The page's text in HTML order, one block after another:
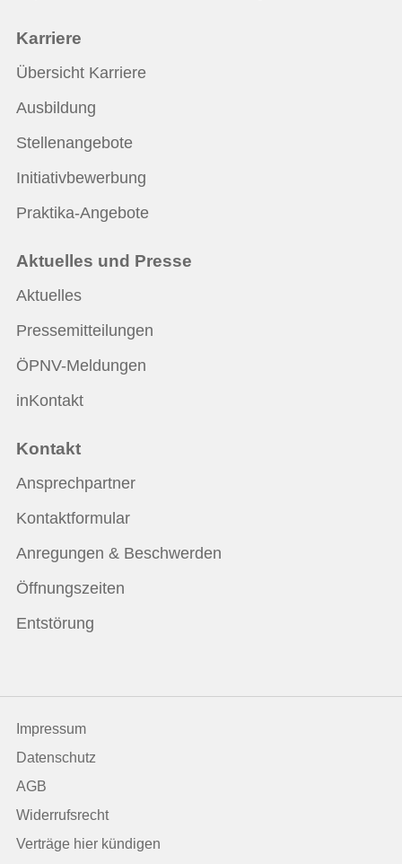
Karriere
Übersicht Karriere
Ausbildung
Stellenangebote
Initiativbewerbung
Praktika-Angebote
Aktuelles und Presse
Aktuelles
Pressemitteilungen
ÖPNV-Meldungen
inKontakt
Kontakt
Ansprechpartner
Kontaktformular
Anregungen & Beschwerden
Öffnungszeiten
Entstörung
Impressum
Datenschutz
AGB
Widerrufsrecht
Verträge hier kündigen